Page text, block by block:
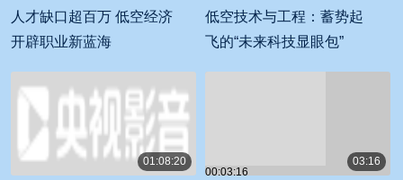
人才缺口超百万 低空经济
开辟职业新蓝海
低空技术与工程：蓄势起
飞的“未来科技显眼包”
01:08:20
00:03:16
03:16